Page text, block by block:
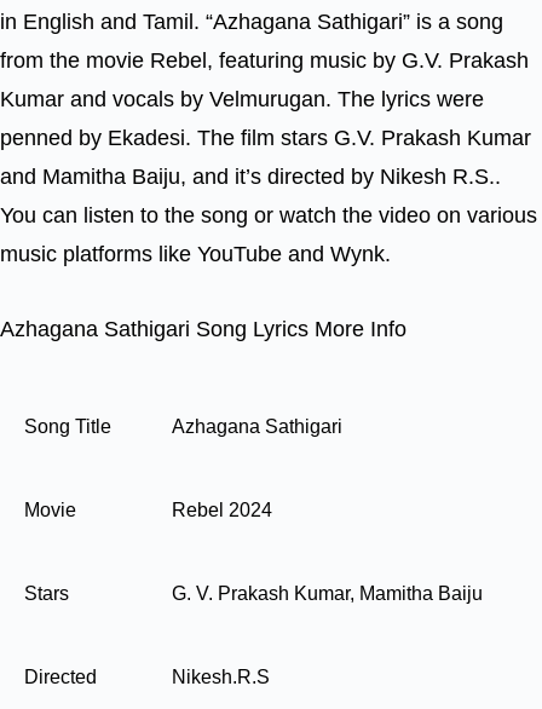
in English and Tamil. “Azhagana Sathigari” is a song
from the movie Rebel, featuring music by G.V. Prakash
Kumar and vocals by Velmurugan. The lyrics were
penned by Ekadesi. The film stars G.V. Prakash Kumar
and Mamitha Baiju, and it’s directed by Nikesh R.S..
You can listen to the song or watch the video on various
music platforms like YouTube and Wynk.
Azhagana Sathigari Song Lyrics More Info
Song Title Azhagana Sathigari
Movie Rebel 2024
Stars G. V. Prakash Kumar, Mamitha Baiju
Directed Nikesh.R.S